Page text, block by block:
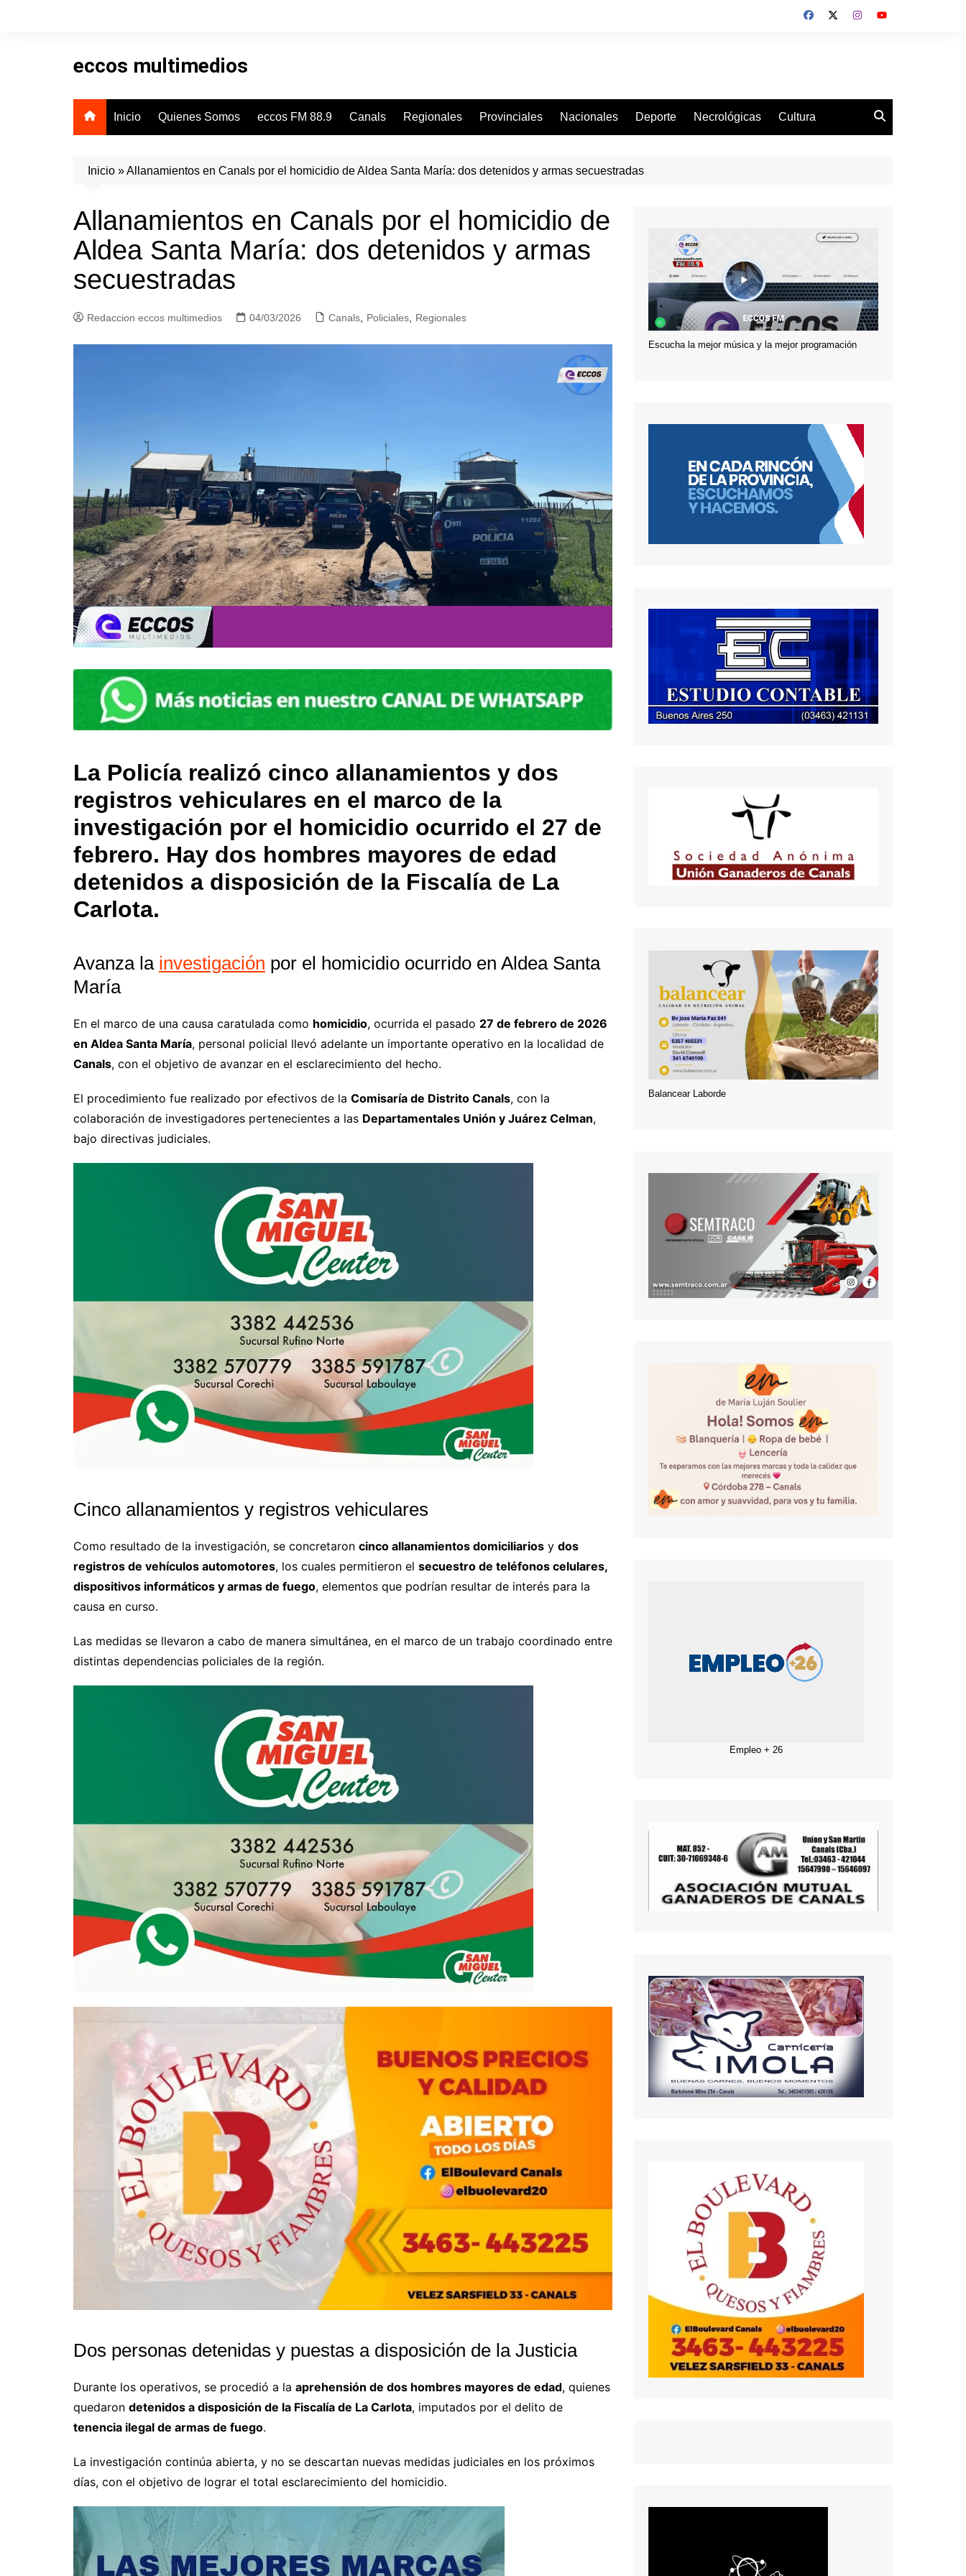
eccos multimedios
Inicio Quienes Somos eccos FM 88.9 Canals Regionales Provinciales Nacionales Deporte Necrológicas Cultura
Inicio »Allanamientos en Canals por el homicidio de Aldea Santa María: dos detenidos y armas secuestradas
Allanamientos en Canals por el homicidio de
Aldea Santa María: dos detenidos y armas
secuestradas
Redaccion eccos multimedios 04/03/2026 Canals Policiales Regionales
La Policía realizó cinco allanamientos y dos
registros vehiculares en el marco de la
investigación por el homicidio ocurrido el 27 de
febrero. Hay dos hombres mayores de edad
detenidos a disposición de la Fiscalía de La
Carlota.
Avanza la investigación por el homicidio ocurrido en Aldea Santa
María
En el marco de una causa caratulada como homicidio, ocurrida el pasado 27 de febrero de 2026
en Aldea Santa María, personal policial llevó adelante un importante operativo en la localidad de
Canals, con el objetivo de avanzar en el esclarecimiento del hecho.
El procedimiento fue realizado por efectivos de la Comisaría de Distrito Canals, con la
colaboración de investigadores pertenecientes a las Departamentales Unión y Juárez Celman,
bajo directivas judiciales.
Cinco allanamientos y registros vehiculares
Como resultado de la investigación, se concretaron cinco allanamientos domiciliarios y dos
registros de vehículos automotores, los cuales permitieron el secuestro de teléfonos celulares,
dispositivos informáticos y armas de fuego, elementos que podrían resultar de interés para la
causa en curso.
Las medidas se llevaron a cabo de manera simultánea, en el marco de un trabajo coordinado entre
distintas dependencias policiales de la región.
Dos personas detenidas y puestas a disposición de la Justicia
Durante los operativos, se procedió a la aprehensión de dos hombres mayores de edad, quienes
quedaron detenidos a disposición de la Fiscalía de La Carlota, imputados por el delito de
tenencia ilegal de armas de fuego.
La investigación continúa abierta, y no se descartan nuevas medidas judiciales en los próximos
días, con el objetivo de lograr el total esclarecimiento del homicidio.
Escucha la mejor música y la mejor programación
Balancear Laborde
Empleo + 26